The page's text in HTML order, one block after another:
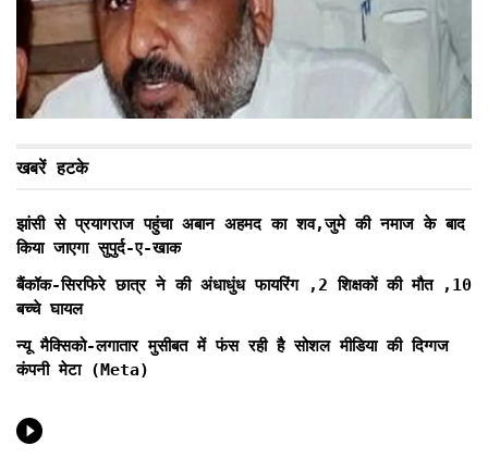
खबरें हटके
झांसी से प्रयागराज पहुंचा अबान अहमद का शव,जुमे की नमाज के बाद
किया जाएगा सुपुर्द-ए-खाक
बैंकॉक-सिरफिरे छात्र ने की अंधाधुंध फायरिंग ,2 शिक्षकों की मौत ,10
बच्चे घायल
न्यू मैक्सिको-लगातार मुसीबत में फंस रही है सोशल मीडिया की दिग्गज
कंपनी मेटा (Meta)